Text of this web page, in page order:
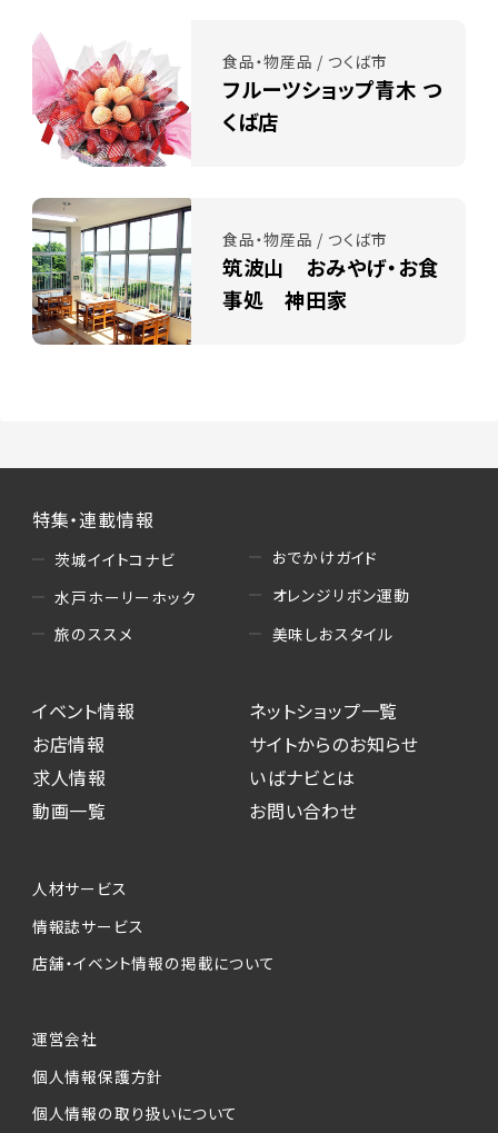
食品・物産品 / つくば市
フルーツショップ青木 つ
くば店
食品・物産品 / つくば市
筑波山 おみやげ・お食
事処 神田家
特集・連載情報
茨城イイトコナビ
水戸ホーリーホック
旅のススメ
おでかけガイド
オレンジリボン運動
美味しおスタイル
イベント情報
お店情報
求人情報
動画一覧
ネットショップ一覧
サイトからのお知らせ
いばナビとは
お問い合わせ
人材サービス
情報誌サービス
店舗・イベント情報の掲載について
運営会社
個人情報保護方針
個人情報の取り扱いについて